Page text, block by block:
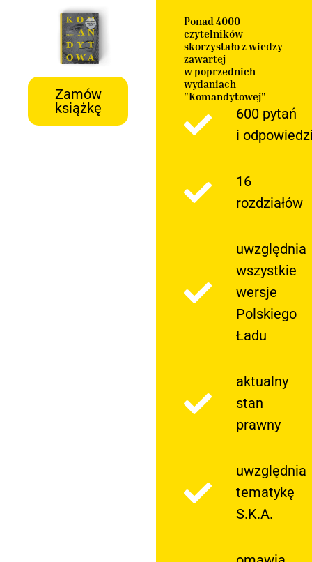
Zamów
książkę
Ponad 4000
czytelników
skorzystało z wiedzy
zawartej
w poprzednich
wydaniach
"Komandytowej"
600 pytań
i
16
rozdziałów
uwzględnia
wszystkie
wersje
Polskiego
Ładu
aktualny
stan
prawny
uwzględnia
tematykę
S.K.A.